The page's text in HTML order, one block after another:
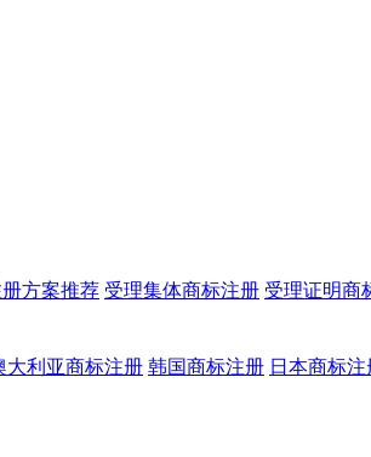
方案推荐 受理集体商标注册 受理证明商
大利亚商标注册 韩国商标注册 日本商标注